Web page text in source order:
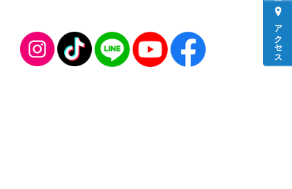
2025年05月
2025年04月
アクセス